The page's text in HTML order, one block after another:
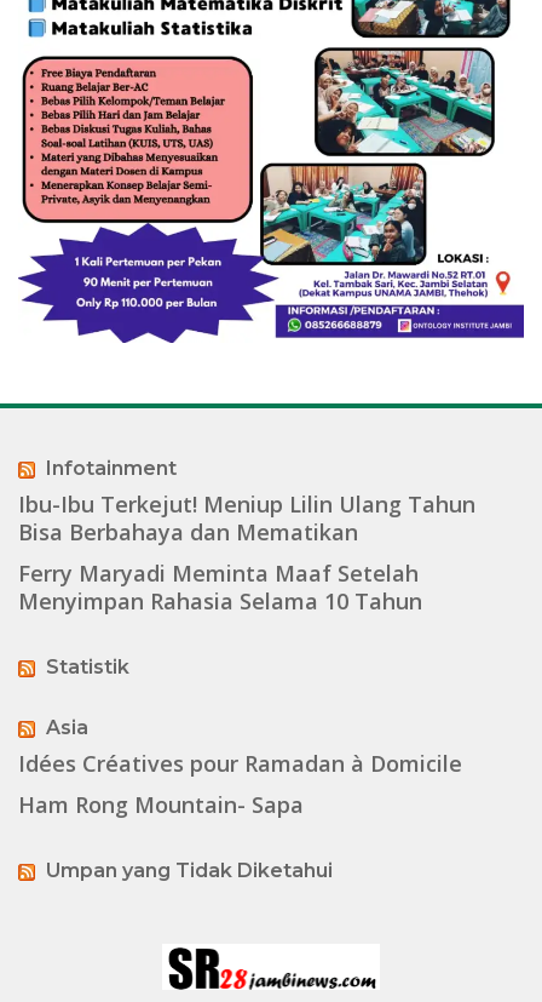
Infotainment
Ibu-Ibu Terkejut! Meniup Lilin Ulang Tahun
Bisa Berbahaya dan Mematikan
Ferry Maryadi Meminta Maaf Setelah
Menyimpan Rahasia Selama 10 Tahun
Statistik
Asia
Idées Créatives pour Ramadan à Domicile
Ham Rong Mountain- Sapa
Umpan yang Tidak Diketahui